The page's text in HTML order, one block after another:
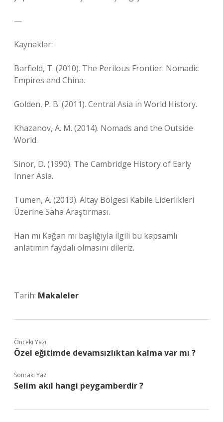
—
Kaynaklar:
Barfield, T. (2010). The Perilous Frontier: Nomadic
Empires and China.
Golden, P. B. (2011). Central Asia in World History.
Khazanov, A. M. (2014). Nomads and the Outside
World.
Sinor, D. (1990). The Cambridge History of Early
Inner Asia.
Tumen, A. (2019). Altay Bölgesi Kabile Liderlikleri
Üzerine Saha Araştırması.
Han mı Kağan mı başlığıyla ilgili bu kapsamlı
anlatımın faydalı olmasını dileriz.
Tarih: Makaleler
Önceki Yazı
Özel eğitimde devamsızlıktan kalma var mı ?
Sonraki Yazı
Selim akıl hangi peygamberdir ?